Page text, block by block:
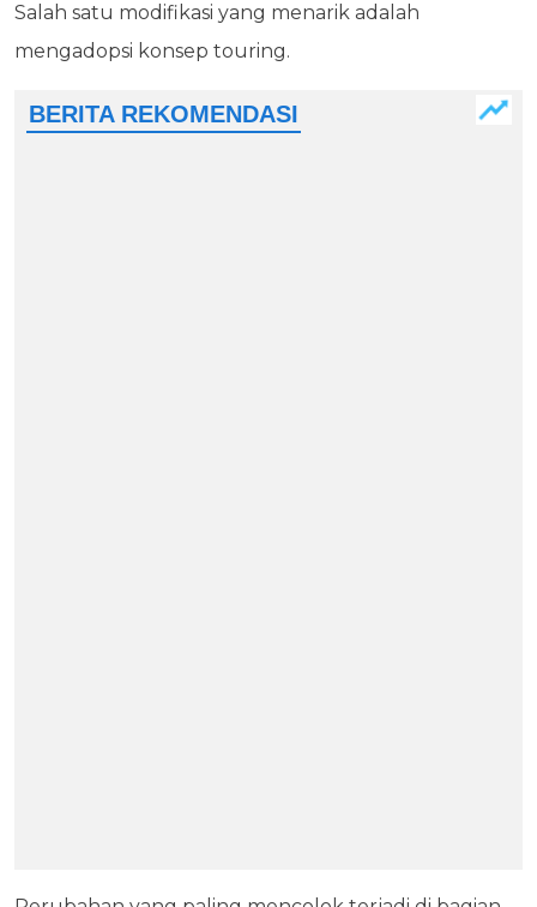
Salah satu modifikasi yang menarik adalah
mengadopsi konsep touring.